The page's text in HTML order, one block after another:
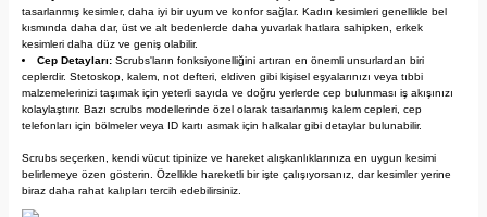
tasarlanmış kesimler, daha iyi bir uyum ve konfor sağlar. Kadın kesimleri genellikle bel
kısmında daha dar, üst ve alt bedenlerde daha yuvarlak hatlara sahipken, erkek
kesimleri daha düz ve geniş olabilir.
Cep Detayları: Scrubs'ların fonksiyonelliğini artıran en önemli unsurlardan biri
ceplerdir. Stetoskop, kalem, not defteri, eldiven gibi kişisel eşyalarınızı veya tıbbi
malzemelerinizi taşımak için yeterli sayıda ve doğru yerlerde cep bulunması iş akışınızı
kolaylaştırır. Bazı scrubs modellerinde özel olarak tasarlanmış kalem cepleri, cep
telefonları için bölmeler veya ID kartı asmak için halkalar gibi detaylar bulunabilir.
Scrubs seçerken, kendi vücut tipinize ve hareket alışkanlıklarınıza en uygun kesimi
belirlemeye özen gösterin. Özellikle hareketli bir işte çalışıyorsanız, dar kesimler yerine
biraz daha rahat kalıpları tercih edebilirsiniz.